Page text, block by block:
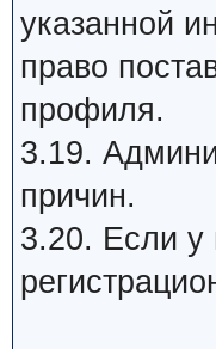
указанной
право
профиля.
3.19.
причин.
3.20. Если у